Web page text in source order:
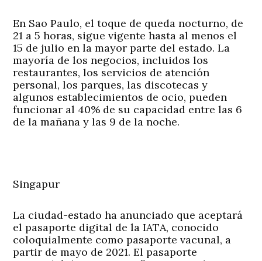
En Sao Paulo, el toque de queda nocturno, de
21 a 5 horas, sigue vigente hasta al menos el
15 de julio en la mayor parte del estado. La
mayoría de los negocios, incluidos los
restaurantes, los servicios de atención
personal, los parques, las discotecas y
algunos establecimientos de ocio, pueden
funcionar al 40% de su capacidad entre las 6
de la mañana y las 9 de la noche.
Singapur
La ciudad-estado ha anunciado que aceptará
el pasaporte digital de la IATA, conocido
coloquialmente como pasaporte vacunal, a
partir de mayo de 2021. El pasaporte